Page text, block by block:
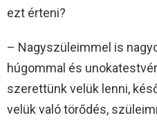
ezt érteni?
– Nagyszüleimmel is
húgommal és
szerettünk velük lenni,
velük való törődés,